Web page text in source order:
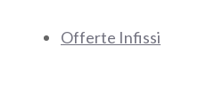
Offerte Infissi